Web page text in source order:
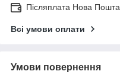
Післяплата Нова Пошта
Всі умови оплати
Умови повернення